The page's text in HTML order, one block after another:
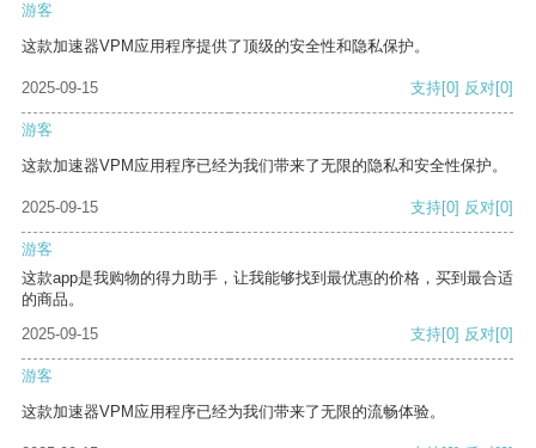
游客
这款加速器VPM应用程序提供了顶级的安全性和隐私保护。
2025-09-15 支持[0] 反对[0]
游客
这款加速器VPM应用程序已经为我们带来了无限的隐私和安全性保护。
2025-09-15 支持[0] 反对[0]
游客
这款app是我购物的得力助手，让我能够找到最优惠的价格，买到最合适
的商品。
2025-09-15
支持[0] 反对[0]
游客
这款加速器VPM应用程序已经为我们带来了无限的流畅体验。